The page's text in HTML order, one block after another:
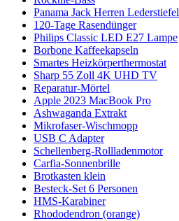
Panama Jack Herren Lederstiefel
120-Tage Rasendünger
Philips Classic LED E27 Lampe
Borbone Kaffeekapseln
Smartes Heizkörperthermostat
Sharp 55 Zoll 4K UHD TV
Reparatur-Mörtel
Apple 2023 MacBook Pro
Ashwaganda Extrakt
Mikrofaser-Wischmopp
USB C Adapter
Schellenberg-Rollladenmotor
Carfia-Sonnenbrille
Brotkasten klein
Besteck-Set 6 Personen
HMS-Karabiner
Rhododendron (orange)